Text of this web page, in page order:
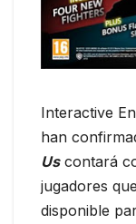
Interactive
han
Uscontará
jugadores
disponible